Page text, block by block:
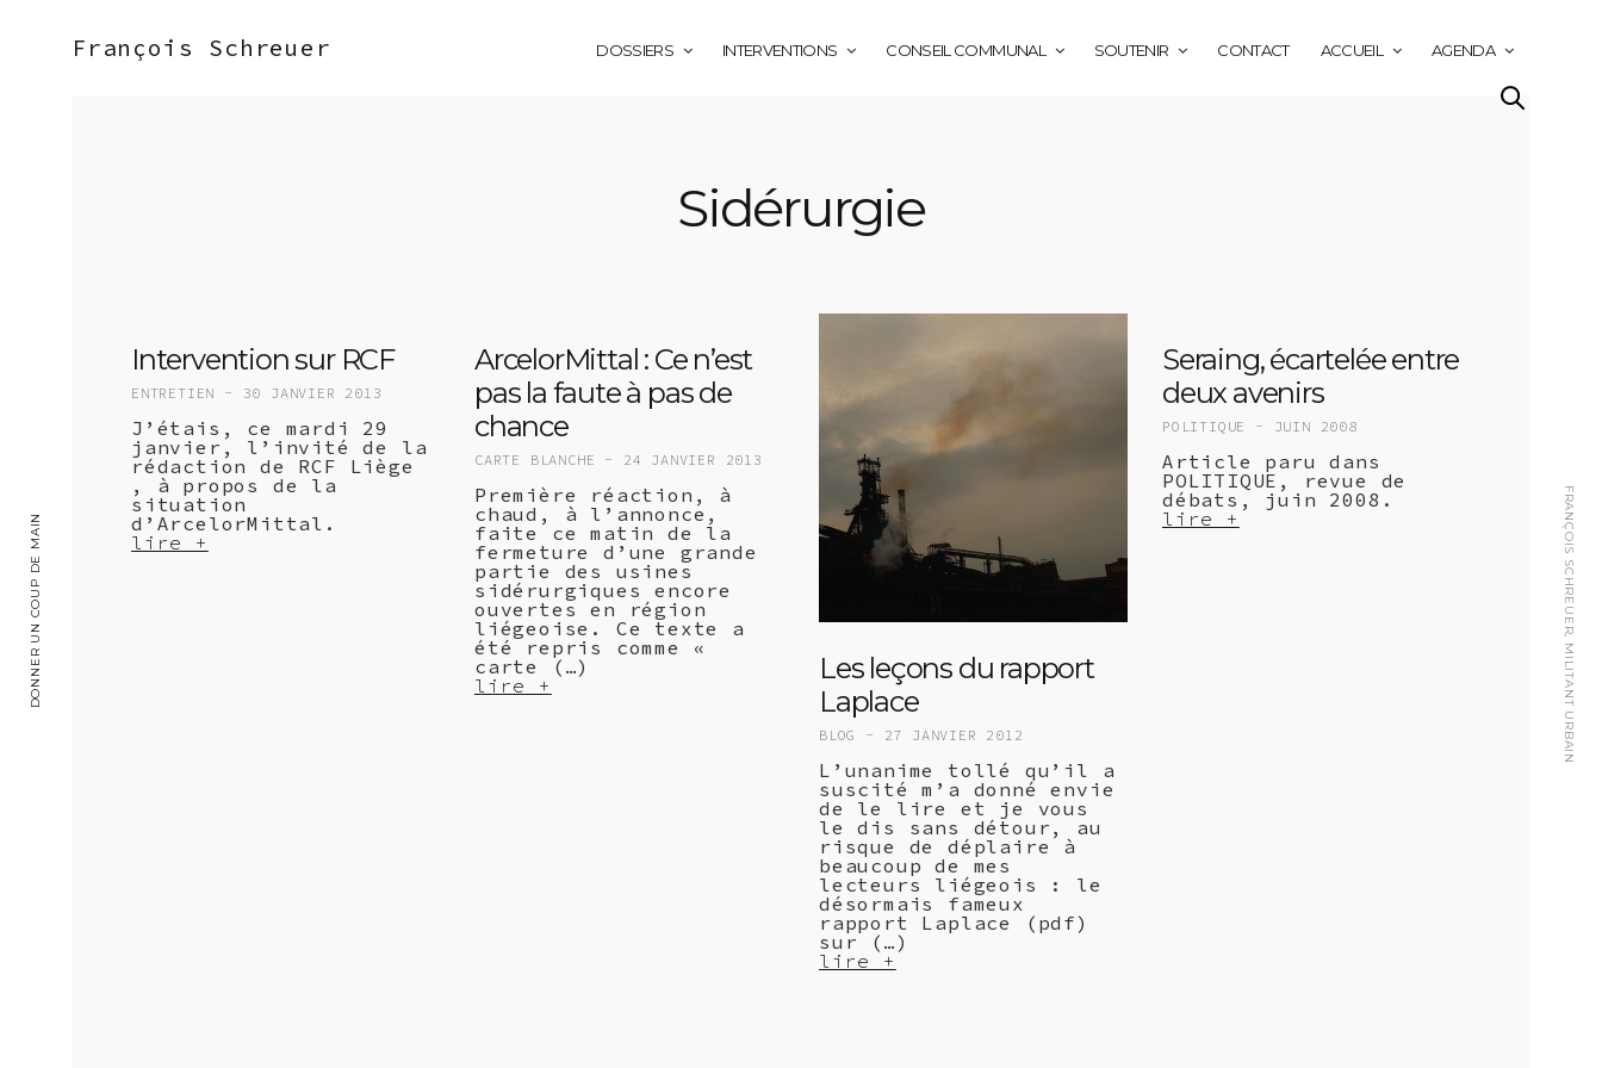
François Schreuer DOSSIERS INTERVENTIONS CONSEIL COMMUNAL SOUTENIR CONTACT ACCUEIL AGENDA
DONNER UN COUP DE MAIN FRANÇOIS SCHREUER, MILITANT URBAIN
Sidérurgie
Intervention sur RCF
ENTRETIEN - 30 JANVIER 2013
J’étais, ce mardi 29
janvier, l’invité de la
rédaction de RCF Liège
, à propos de la
situation
d’ArcelorMittal.
lire +
ArcelorMittal : Ce n’est
pas la faute à pas de
chance
CARTE BLANCHE - 24 JANVIER 2013
Première réaction, à
chaud, à l’annonce,
faite ce matin de la
fermeture d’une grande
partie des usines
sidérurgiques encore
ouvertes en région
liégeoise. Ce texte a
été repris comme «
carte (…)
lire +
Les leçons du rapport
Laplace
BLOG - 27 JANVIER 2012
L’unanime tollé qu’il a
suscité m’a donné envie
de le lire et je vous
le dis sans détour, au
risque de déplaire à
beaucoup de mes
lecteurs liégeois : le
désormais fameux
rapport Laplace (pdf)
sur (…)
lire +
Seraing, écartelée entre
deux avenirs
POLITIQUE - JUIN 2008
Article paru dans
POLITIQUE, revue de
débats, juin 2008.
lire +